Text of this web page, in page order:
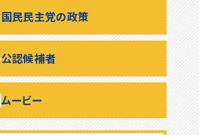
国民民主党の政策
公認候補者
ムービー
国民民主党！ - うさぎ党員より
の場で全力を発揮できますように
心から祈っております - 真田真紀